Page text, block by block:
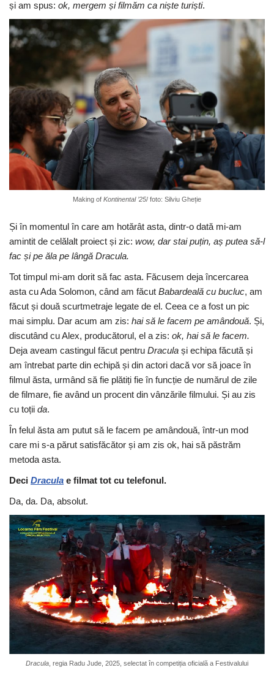
și am spus: ok, mergem și filmăm ca niște turiști.
Making of Kontinental ’25/ foto: Silviu Gheție
Și în momentul în care am hotărât asta, dintr-o dată mi-am
amintit de celălalt proiect și zic: wow, dar stai puțin, aș putea să-l
fac și pe ăla pe lângă Dracula.
Tot timpul mi-am dorit să fac asta. Făcusem deja încercarea
asta cu Ada Solomon, când am făcut Babardeală cu bucluc, am
făcut și două scurtmetraje legate de el. Ceea ce a fost un pic
mai simplu. Dar acum am zis: hai să le facem pe amândouă. Și,
discutând cu Alex, producătorul, el a zis: ok, hai să le facem.
Deja aveam castingul făcut pentru Dracula și echipa făcută și
am întrebat parte din echipă și din actori dacă vor să joace în
filmul ăsta, urmând să fie plătiți fie în funcție de numărul de zile
de filmare, fie având un procent din vânzările filmului. Și au zis
cu toții da.
În felul ăsta am putut să le facem pe amândouă, într-un mod
care mi s-a părut satisfăcător și am zis ok, hai să păstrăm
metoda asta.
Deci Dracula e filmat tot cu telefonul.
Da, da. Da, absolut.
Dracula , regia Radu Jude, 2025, selectat în competiția oficială a Festivalului